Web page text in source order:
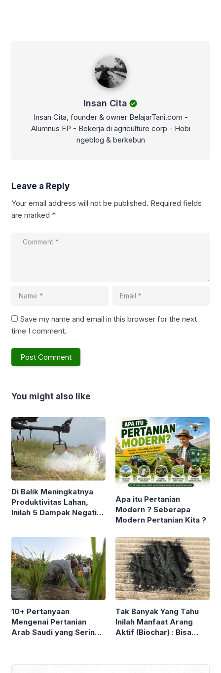
Insan Cita
Insan Cita, founder & owner BelajarTani.com -
Alumnus FP - Bekerja di agriculture corp - Hobi
ngeblog & berkebun
Leave a Reply
Your email address will not be published. Required fields
are marked *
Save my name and email in this browser for the next
time I comment.
You might also like
Di Balik Meningkatnya
Produktivitas Lahan,
Inilah 5 Dampak Negatif
Petani
Apa itu Pertanian
Modern ? Seberapa
Modern Pertanian Kita ?
10+ Pertanyaan
Mengenai Pertanian
Arab Saudi yang Sering
Tak Banyak Yang Tahu
Inilah Manfaat Arang
Aktif (Biochar) : Bisa